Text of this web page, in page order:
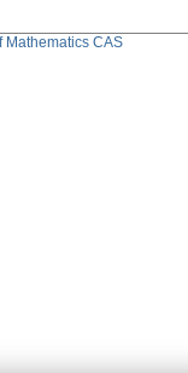
Mathematics CAS